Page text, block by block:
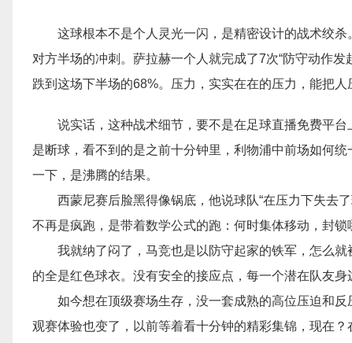
这球根本不是个人灵光一闪，是精密设计的战术绞
对方半场的冲刺。萨拉赫一个人就完成了7次“防守动作
跌到这场下半场的68%。压力，实实在在的压力，能把人
说实话，这种战术细节，要不是在足球直播免费平
是断球，看不到的是之前十分钟里，利物浦中前场如何
一下，是沸腾的结果。
西蒙尼赛后脸黑得像锅底，他说球队“在压力下失去
不再是疯跑，是带着数学公式的跑：何时集体移动，封
我就纳了闷了，马竞也是以防守起家的铁军，怎么
的全是红色球衣。没有安全的接应点，每一个潜在队友
如今想在顶级赛场生存，没一套成熟的高位压迫和
观赛体验也变了，以前等着看十分钟的精彩集锦，现在